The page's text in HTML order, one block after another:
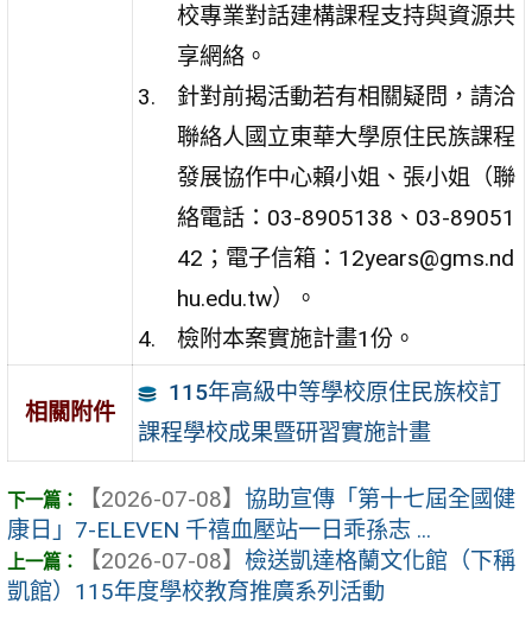
校專業對話建構課程支持與資源共
享網絡。
針對前揭活動若有相關疑問，請洽
聯絡人國立東華大學原住民族課程
發展協作中心賴小姐、張小姐（聯
絡電話：03-8905138、03-89051
42；電子信箱：12years@gms.nd
hu.edu.tw）。
檢附本案實施計畫1份。
相關附件
115年高級中等學校原住民族校訂
課程學校成果暨研習實施計畫
【2026-07-08】 協助宣傳「第十七屆全國健
康日」7-ELEVEN 千禧血壓站一日乖孫志 ...
【2026-07-08】 檢送凱達格蘭文化館（下稱
凱館）115年度學校教育推廣系列活動